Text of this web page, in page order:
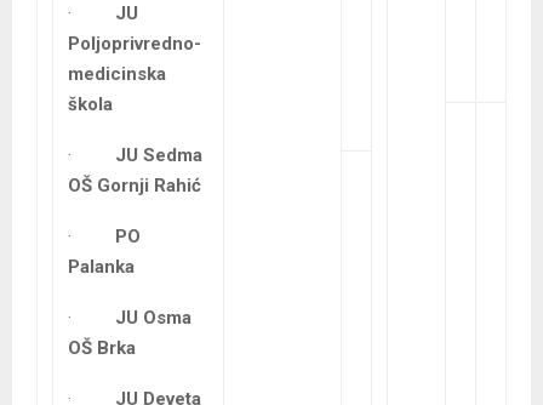
· JU
Poljoprivredno-
medicinska
škola
· JU Sedma
OŠ Gornji Rahić
· PO
Palanka
· JU Osma
OŠ Brka
· JU Deveta